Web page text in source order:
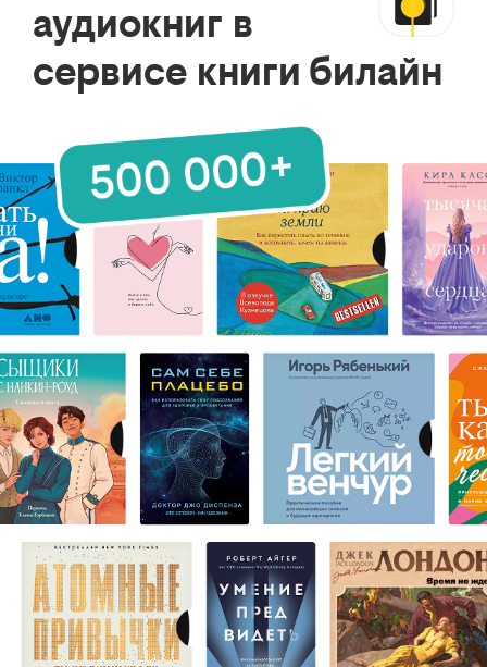
аудиокниг в
сервисе книги билайн